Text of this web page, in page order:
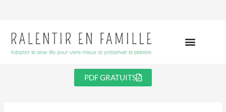
PDF GRATUITS